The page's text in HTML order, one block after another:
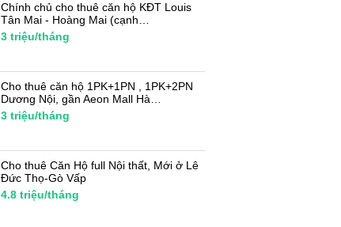
Chính chủ cho thuê căn hộ KĐT Louis
Tân Mai - Hoàng Mai (cạnh…
3 triệu/tháng
Cho thuê căn hộ 1PK+1PN , 1PK+2PN
Dương Nội, gần Aeon Mall Hà…
3 triệu/tháng
Cho thuê Căn Hộ full Nội thất, Mới ở Lê
Đức Thọ-Gò Vấp
4.8 triệu/tháng